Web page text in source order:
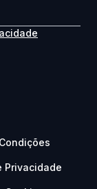
Privacidade